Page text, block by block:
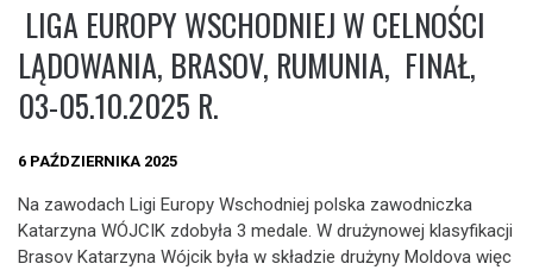
LIGA EUROPY WSCHODNIEJ W CELNOŚCI
LĄDOWANIA, BRASOV, RUMUNIA, FINAŁ,
03-05.10.2025 R.
6 PAŹDZIERNIKA 2025
Na zawodach Ligi Europy Wschodniej polska zawodniczka
Katarzyna WÓJCIK zdobyła 3 medale. W drużynowej klasyfikacji
Brasov Katarzyna Wójcik była w składzie drużyny Moldova więc